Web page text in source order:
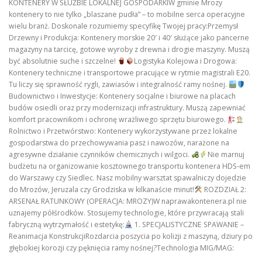
KONTENERY W SŁUŻBIE LOKALNEJ GOSPODARKIW gminie Mrozy
kontenery to nie tylko „blaszane pudła” – to mobilne serca operacyjne
wielu branż. Doskonale rozumiemy specyfikę Twojej pracy:Przemysł
Drzewny i Produkcja: Kontenery morskie 20′ i 40′ służące jako pancerne
magazyny na tarcicę, gotowe wyroby z drewna i drogie maszyny. Muszą
być absolutnie suche i szczelne!
Logistyka Kolejowa i Drogowa:
Kontenery techniczne i transportowe pracujące w rytmie magistrali E20.
Tu liczy się sprawność rygli, zawiasów i integralność ramy nośnej.
Budownictwo i Inwestycje: Kontenery socjalne i biurowe na placach
budów osiedli oraz przy modernizacji infrastruktury. Muszą zapewniać
komfort pracownikom i ochronę wrażliwego sprzętu biurowego.
Rolnictwo i Przetwórstwo: Kontenery wykorzystywane przez lokalne
gospodarstwa do przechowywania pasz i nawozów, narażone na
agresywne działanie czynników chemicznych i wilgoci.
Nie marnuj
budżetu na organizowanie kosztownego transportu kontenera HDS-em
do Warszawy czy Siedlec. Nasz mobilny warsztat spawalniczy dojedzie
do Mrozów, Jeruzala czy Grodziska w kilkanaście minut!
ROZDZIAŁ 2:
ARSENAŁ RATUNKOWY (OPERACJA: MROZY)W naprawakontenera.pl nie
uznajemy półśrodków. Stosujemy technologie, które przywracają stali
fabryczną wytrzymałość i estetykę:
1. SPECJALISTYCZNE SPAWANIE –
Reanimacja KonstrukcjiRozdarcia poszycia po kolizji z maszyną, dziury po
głębokiej korozji czy pęknięcia ramy nośnej?Technologia MIG/MAG: